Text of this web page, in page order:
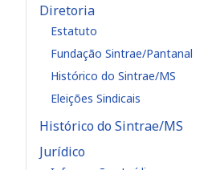
Diretoria
Estatuto
Fundação Sintrae/Pantanal
Histórico do Sintrae/MS
Eleições Sindicais
Histórico do Sintrae/MS
Jurídico